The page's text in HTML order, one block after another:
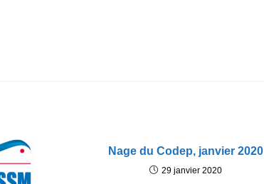
Nage du Codep, janvier 2020
29 janvier 2020